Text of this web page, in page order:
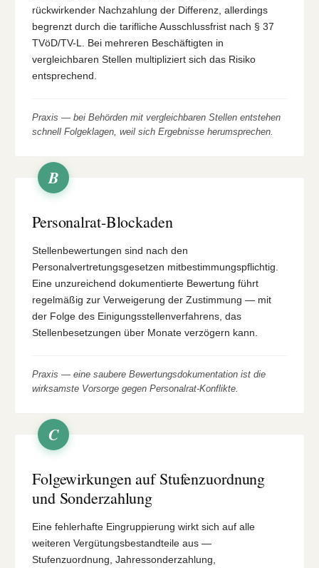
rückwirkender Nachzahlung der Differenz, allerdings
begrenzt durch die tarifliche Ausschlussfrist nach § 37
TVöD/TV-L. Bei mehreren Beschäftigten in
vergleichbaren Stellen multipliziert sich das Risiko
entsprechend.
Praxis — bei Behörden mit vergleichbaren Stellen entstehen
schnell Folgeklagen, weil sich Ergebnisse herumsprechen.
B
Personalrat-Blockaden
Stellenbewertungen sind nach den
Personalvertretungsgesetzen mitbestimmungspflichtig.
Eine unzureichend dokumentierte Bewertung führt
regelmäßig zur Verweigerung der Zustimmung — mit
der Folge des Einigungsstellenverfahrens, das
Stellenbesetzungen über Monate verzögern kann.
Praxis — eine saubere Bewertungsdokumentation ist die
wirksamste Vorsorge gegen Personalrat-Konflikte.
C
Folgewirkungen auf Stufenzuordnung
und Sonderzahlung
Eine fehlerhafte Eingruppierung wirkt sich auf alle
weiteren Vergütungsbestandteile aus —
Stufenzuordnung, Jahressonderzahlung,